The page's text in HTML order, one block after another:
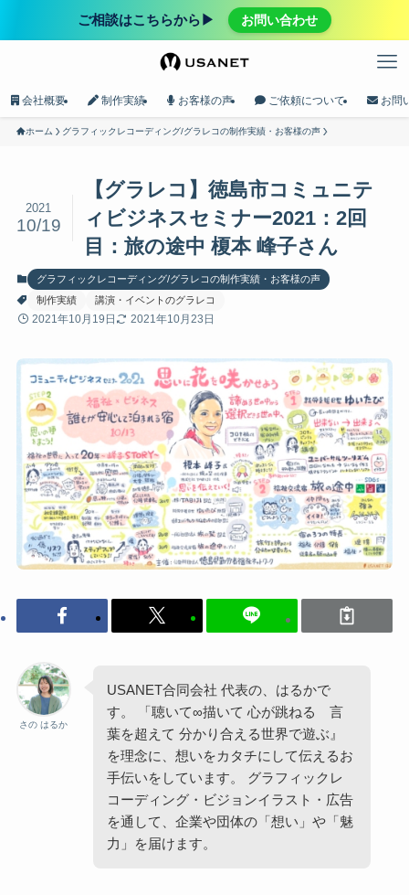
ご相談はこちらから▶︎ お問い合わせ
会社概要 制作実績 お客様の声 ご依頼について お問
ホーム グラフィックレコーディング/グラレコの制作実績・お客様の声
【グラレコ】徳島市コミュニテ
ィビジネスセミナー2021：2回
目：旅の途中 榎本 峰子さん
2021
10/19
グラフィックレコーディング/グラレコの制作実績・お客様の声
制作実績
講演・イベントのグラレコ
2021年10月19日 2021年10月23日
さの はるか
USANET合同会社 代表の、はるかで
す。 「聴いて∞描いて 心が跳ねる 言
葉を超えて 分かり合える世界で遊ぶ』
を理念に、想いをカタチにして伝えるお
手伝いをしています。 グラフィックレ
コーディング・ビジョンイラスト・広告
を通して、企業や団体の「想い」や「魅
力」を届けます。